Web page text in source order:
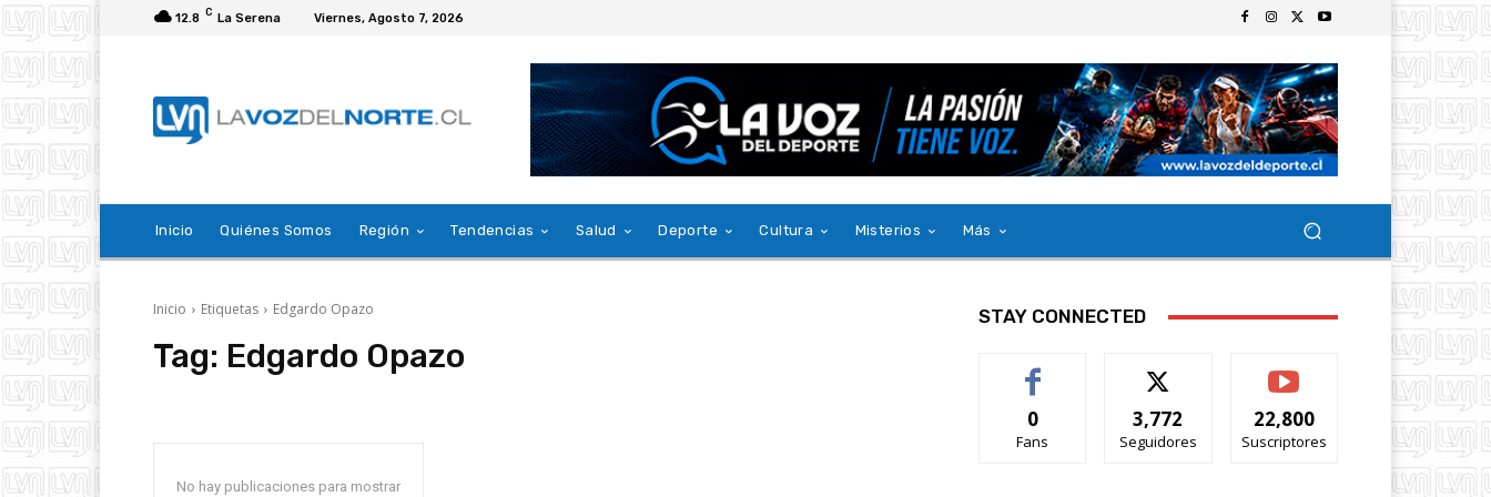
12.8 C La Serena Viernes, Agosto 7, 2026
Inicio Quiénes Somos Región Tendencias Salud Deporte Cultura Misterios Más
Inicio Etiquetas Edgardo Opazo
Tag: Edgardo Opazo
No hay publicaciones para mostrar
STAY CONNECTED
0
Fans
3,772
Seguidores
22,800
Suscriptores